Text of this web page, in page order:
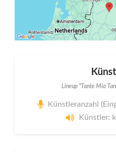
Lineup "Tante Mia
Künstleranzahl
Künstler: